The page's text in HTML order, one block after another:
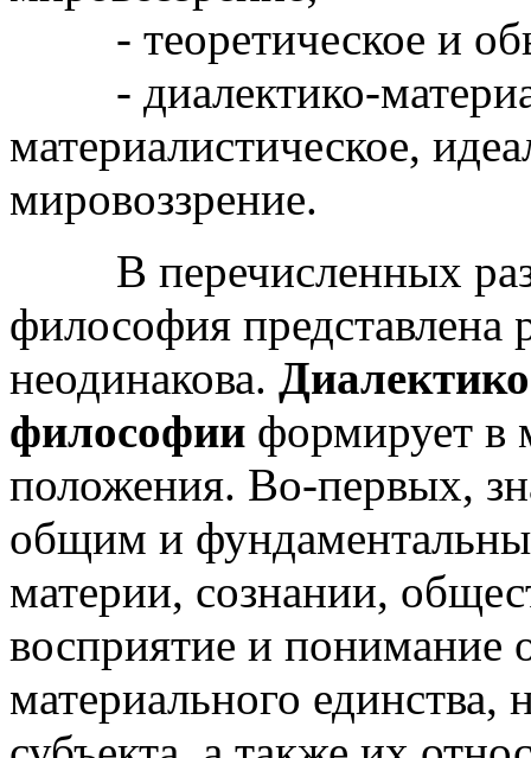
- теоретическое и
- диалектико-
материалистическое,
мировоззрение.
В перечисленных
философия представлена
неодинакова.
философии формирует в
положения. Во-первых,
общим и
материи, сознании,
восприятие и понимание
материального единства,